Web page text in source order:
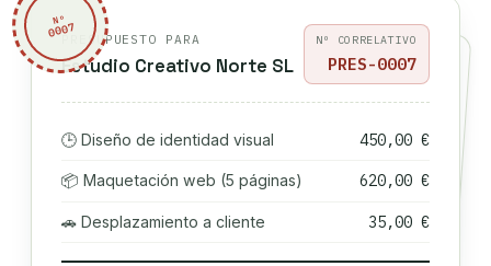
Nº
0007
PRESUPUESTO PARA
Estudio Creativo Norte SL
Nº CORRELATIVO
PRES-0007
🕒 Diseño de identidad visual 450,00 €
📦 Maquetación web (5 páginas) 620,00 €
🚗 Desplazamiento a cliente 35,00 €